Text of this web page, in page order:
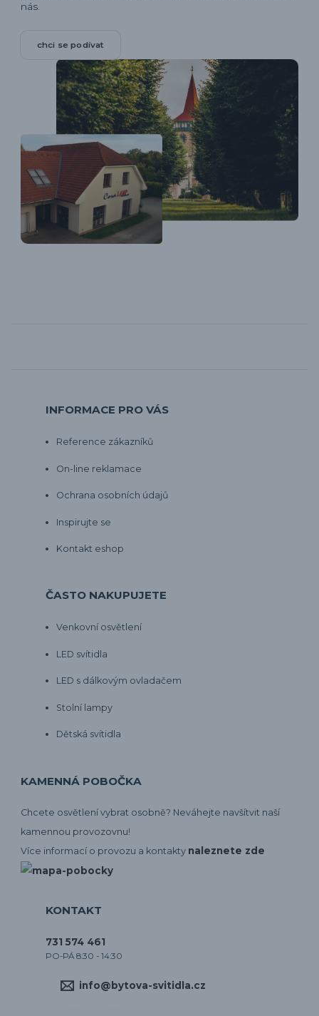
nás.
chci se podívat
INFORMACE PRO VÁS
Reference zákazníků
On-line reklamace
Ochrana osobních údajů
Inspirujte se
Kontakt eshop
ČASTO NAKUPUJETE
Venkovní osvětlení
LED svítidla
LED s dálkovým ovladačem
Stolní lampy
Dětská svítidla
KAMENNÁ POBOČKA
Chcete osvětlení vybrat osobně? Neváhejte navšítvit naší
kamennou provozovnu!
Více informací o provozu a kontakty naleznete zde
KONTAKT
731 574 461
PO-PÁ 8:30 - 14:30
info@bytova-svitidla.cz